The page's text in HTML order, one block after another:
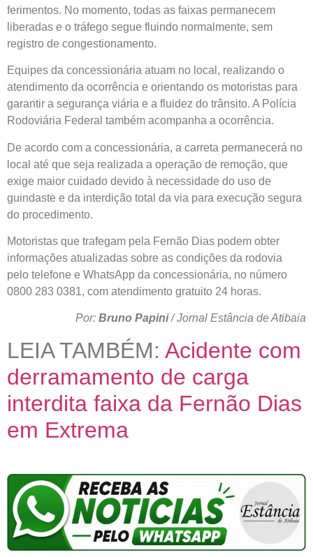
ferimentos. No momento, todas as faixas permanecem
liberadas e o tráfego segue fluindo normalmente, sem
registro de congestionamento.
Equipes da concessionária atuam no local, realizando o
atendimento da ocorrência e orientando os motoristas para
garantir a segurança viária e a fluidez do trânsito. A Polícia
Rodoviária Federal também acompanha a ocorrência.
De acordo com a concessionária, a carreta permanecerá no
local até que seja realizada a operação de remoção, que
exige maior cuidado devido à necessidade do uso de
guindaste e da interdição total da via para execução segura
do procedimento.
Motoristas que trafegam pela Fernão Dias podem obter
informações atualizadas sobre as condições da rodovia
pelo telefone e WhatsApp da concessionária, no número
0800 283 0381, com atendimento gratuito 24 horas.
Por: Bruno Papini/ Jornal Estância de Atibaia
LEIA TAMBÉM: Acidente com
derramamento de carga
interdita faixa da Fernão Dias
em Extrema